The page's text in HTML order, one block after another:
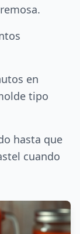
en
tipo
hasta que
cuando